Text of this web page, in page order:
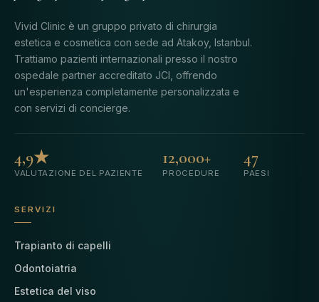
Vivid Clinic è un gruppo privato di chirurgia
estetica e cosmetica con sede ad Atakoy, Istanbul.
Trattiamo pazienti internazionali presso il nostro
ospedale partner accreditato JCI, offrendo
un'esperienza completamente personalizzata e
con servizi di concierge.
4,9★
VALUTAZIONE DEL PAZIENTE
12,000+
PROCEDURE
47
PAESI
SERVIZI
Trapianto di capelli
Odontoiatria
Estetica del viso